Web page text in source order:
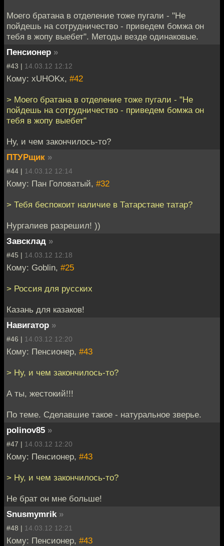
Моего братана в отделение тоже пугали - "Не
пойдешь на сотрудничество - приведем бомжа он
тебя в жопу выебет". Методы везде одинаковые.
Пенсионер »
#43 | 14.03.12 12:12
Кому: xUHOKx, #42
> Моего братана в отделение тоже пугали - "Не
пойдешь на сотрудничество - приведем бомжа он
тебя в жопу выебет"
Ну, и чем закончилось-то?
ПТУРщик »
#44 | 14.03.12 12:14
Кому: Пан Головатый, #32
> Тебя беспокоит наличие в Татарстане татар?
Нургалиев разрешил! ))
Завсклад »
#45 | 14.03.12 12:18
Кому: Goblin, #25
> Россия для русских
Казань для казаков!
Навигатор »
#46 | 14.03.12 12:20
Кому: Пенсионер, #43
> Ну, и чем закончилось-то?
А ты, жестокий!!!
По теме. Сделавшие такое - натуральное зверье.
polinov85 »
#47 | 14.03.12 12:20
Кому: Пенсионер, #43
> Ну, и чем закончилось-то?
Не брат он мне больше!
Snusmymrik »
#48 | 14.03.12 12:21
Кому: Пенсионер, #43